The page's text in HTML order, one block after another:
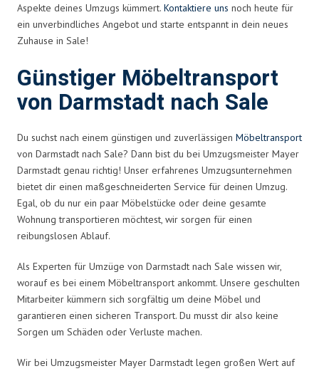
Aspekte deines Umzugs kümmert. Kontaktiere uns noch heute für
ein unverbindliches Angebot und starte entspannt in dein neues
Zuhause in Sale!
Günstiger Möbeltransport
von Darmstadt nach Sale
Du suchst nach einem günstigen und zuverlässigen Möbeltransport
von Darmstadt nach Sale? Dann bist du bei Umzugsmeister Mayer
Darmstadt genau richtig! Unser erfahrenes Umzugsunternehmen
bietet dir einen maßgeschneiderten Service für deinen Umzug.
Egal, ob du nur ein paar Möbelstücke oder deine gesamte
Wohnung transportieren möchtest, wir sorgen für einen
reibungslosen Ablauf.
Als Experten für Umzüge von Darmstadt nach Sale wissen wir,
worauf es bei einem Möbeltransport ankommt. Unsere geschulten
Mitarbeiter kümmern sich sorgfältig um deine Möbel und
garantieren einen sicheren Transport. Du musst dir also keine
Sorgen um Schäden oder Verluste machen.
Wir bei Umzugsmeister Mayer Darmstadt legen großen Wert auf